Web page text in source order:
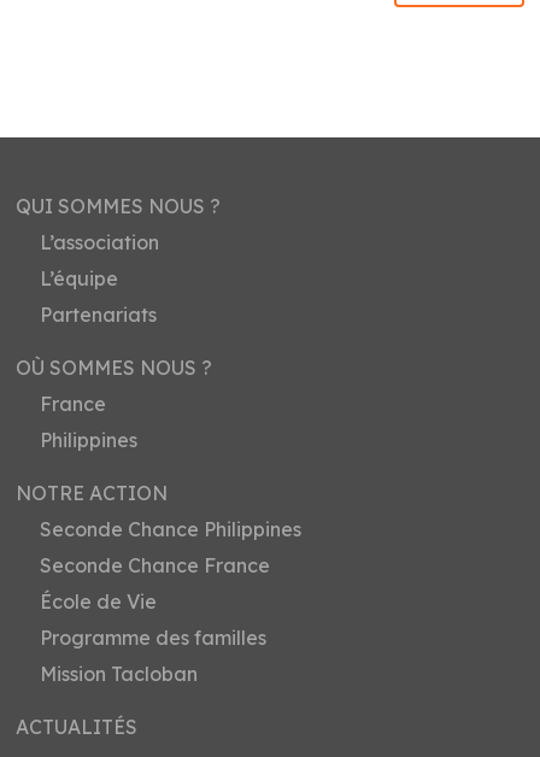
QUI SOMMES NOUS ?
L’association
L’équipe
Partenariats
OÙ SOMMES NOUS ?
France
Philippines
NOTRE ACTION
Seconde Chance Philippines
Seconde Chance France
École de Vie
Programme des familles
Mission Tacloban
ACTUALITÉS